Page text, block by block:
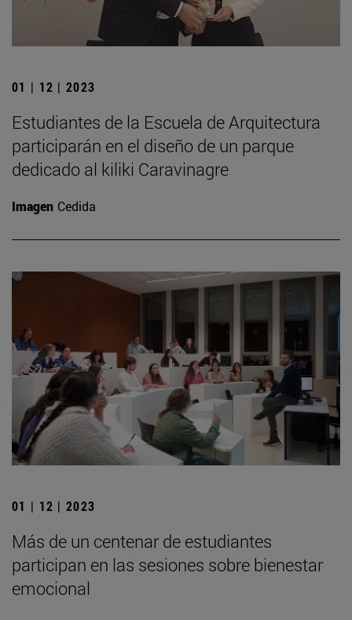
01 | 12 | 2023
Estudiantes de la Escuela de Arquitectura
participarán en el diseño de un parque
dedicado al kiliki Caravinagre
Imagen Cedida
01 | 12 | 2023
Más de un centenar de estudiantes
participan en las sesiones sobre bienestar
emocional